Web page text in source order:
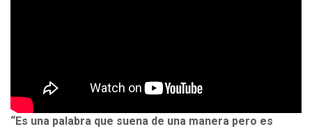
“Es una palabra que suena de una manera pero es